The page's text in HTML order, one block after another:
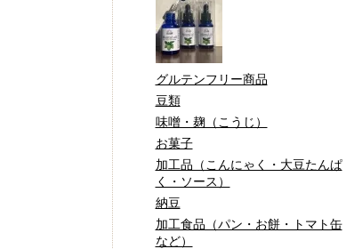
グルテンフリー商品
豆類
味噌・麹（こうじ）
お菓子
加工品（こんにゃく・大豆たんぱ
く・ソース）
納豆
加工食品（パン・お餅・トマト缶
など）